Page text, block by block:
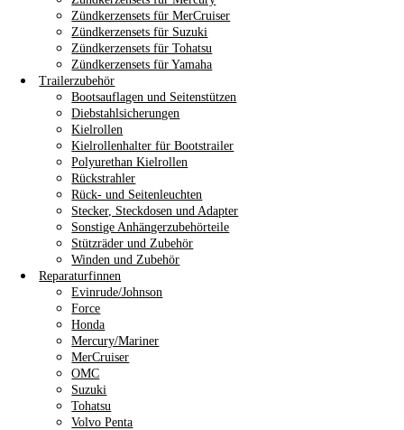
Zündkerzensets für MerCruiser
Zündkerzensets für Suzuki
Zündkerzensets für Tohatsu
Zündkerzensets für Yamaha
Trailerzubehör
Bootsauflagen und Seitenstützen
Diebstahlsicherungen
Kielrollen
Kielrollenhalter für Bootstrailer
Polyurethan Kielrollen
Rückstrahler
Rück- und Seitenleuchten
Stecker, Steckdosen und Adapter
Sonstige Anhängerzubehörteile
Stützräder und Zubehör
Winden und Zubehör
Reparaturfinnen
Evinrude/Johnson
Force
Honda
Mercury/Mariner
MerCruiser
OMC
Suzuki
Tohatsu
Volvo Penta